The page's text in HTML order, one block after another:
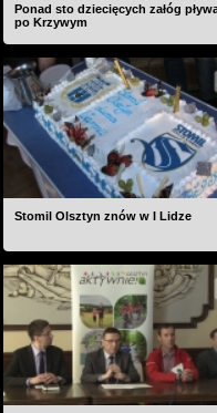
Ponad sto dziecięcych załóg
po Krzywym
Stomil Olsztyn znów w I Lidze